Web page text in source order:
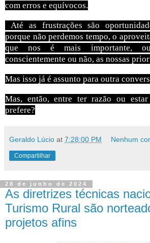
com erros e equívocos.
Até as frustrações são
porque não perdemos tempo, o
que nos é mais importante, ou
conscientemente ou não, as nossas
Mas isso já é assunto para outra
Mas, então, entre ter razão ou
prefere?
Geraldo Lúcio at 7:28:00 PM Nenhum
Compartilhar
28 de junho de 2024
As diretrizes técnicas
Turismo Rural são
projetos afins